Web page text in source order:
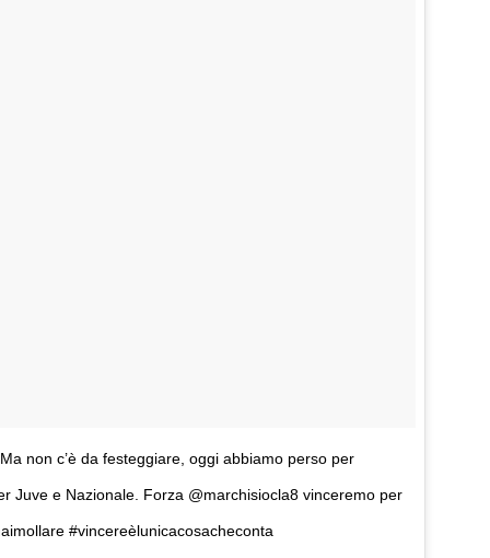
non c’è da festeggiare, oggi abbiamo perso per
Juve e Nazionale. Forza @marchisiocla8 vinceremo per
#vincereèlunicacosacheconta